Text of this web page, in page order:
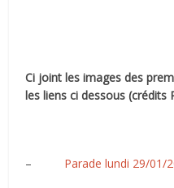
Ci joint les images des
les liens ci dessous (crédits
– Parade lundi 29/01/